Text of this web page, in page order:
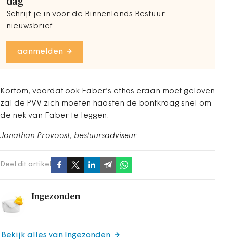
Schrijf je in voor de Binnenlands Bestuur
nieuwsbrief
aanmelden
Kortom, voordat ook Faber’s ethos eraan moet geloven
zal de PVV zich moeten haasten de bontkraag snel om
de nek van Faber te leggen.
Jonathan Provoost, bestuursadviseur
Deel dit artikel
Ingezonden
Bekijk alles van Ingezonden